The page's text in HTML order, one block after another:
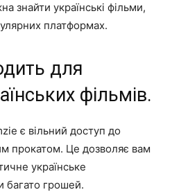
знайти українські фільми,
платформах.
для
фільмів.
є вільний доступ до
прокатом. Це дозволяє вам
українське
багато грошей.